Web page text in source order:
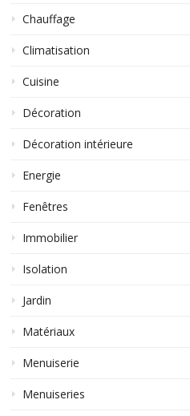
Chauffage
Climatisation
Cuisine
Décoration
Décoration intérieure
Energie
Fenêtres
Immobilier
Isolation
Jardin
Matériaux
Menuiserie
Menuiseries